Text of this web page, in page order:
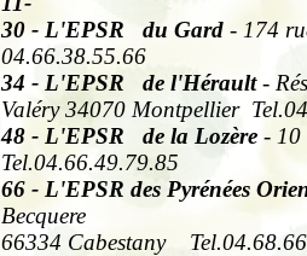
30 - L'EPSR du Gard - 174
04.66.38.55.66
34 - L'EPSR de l'Hérault-
Valéry 34070 Montpellier
48 - L'EPSR de la Lozère - 10
Tel.04.66.49.79.85
66 - L'EPSR des Pyrénées
Becquere
66334 Cabestany